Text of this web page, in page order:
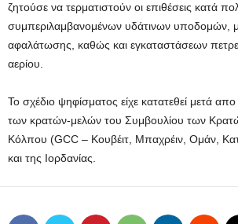
ζητούσε να τερματιστούν οι επιθέσεις κατά
συμπεριλαμβανομένων υδάτινων υποδομών,
αφαλάτωσης, καθώς και εγκαταστάσεων
αερίου.
Το σχέδιο ψηφίσματος είχε κατατεθεί μετά
των κρατών-μελών του Συμβουλίου των
Κόλπου (GCC – Kουβέιτ, Μπαχρέιν, Ομάν,
και της Ιορδανίας.